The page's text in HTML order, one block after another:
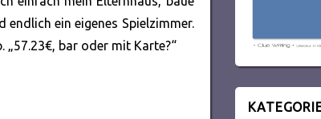
ein eigenes Spielzimmer.
„57.23€, bar oder mit Karte?“